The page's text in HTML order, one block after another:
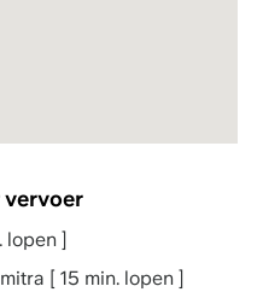
lopen ]
[ 15 min. lopen ]